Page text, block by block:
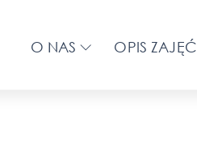
O NAS OPIS ZAJĘĆ